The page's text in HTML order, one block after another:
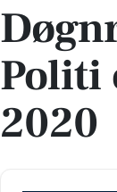
Politi
2020